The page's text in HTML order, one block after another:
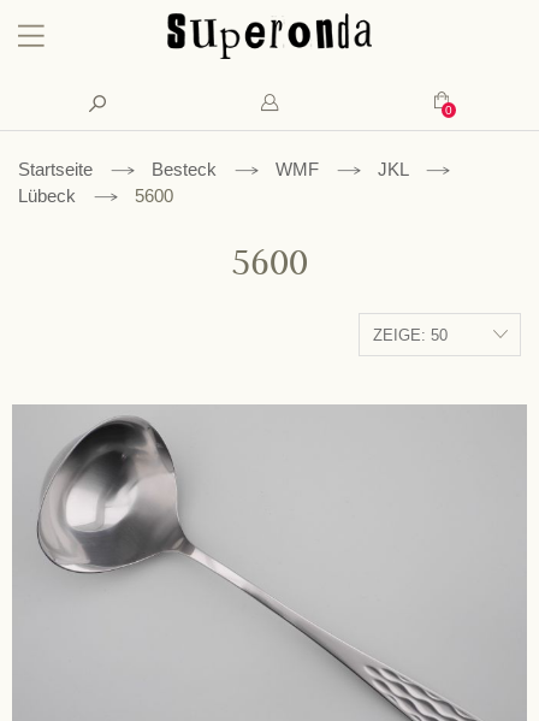
Konto
Mein
Suche
Startseite Besteck WMF
JKL
Lübeck
5600
5600